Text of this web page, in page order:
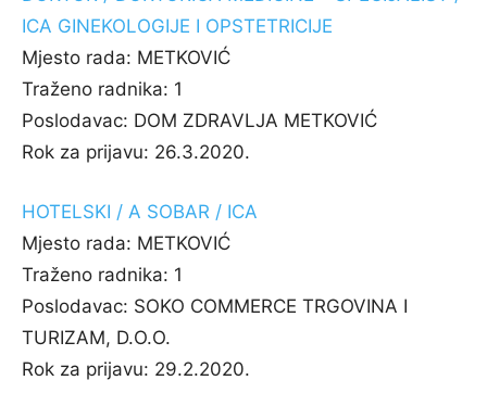
ICA GINEKOLOGIJE I OPSTETRICIJE
Mjesto rada: METKOVIĆ
Traženo radnika: 1
Poslodavac: DOM ZDRAVLJA METKOVIĆ
Rok za prijavu: 26.3.2020.
HOTELSKI / A SOBAR / ICA
Mjesto rada: METKOVIĆ
Traženo radnika: 1
Poslodavac: SOKO COMMERCE TRGOVINA I
TURIZAM, D.O.O.
Rok za prijavu: 29.2.2020.